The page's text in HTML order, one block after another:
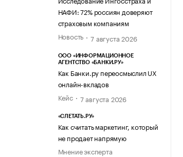
НАФИ: 72% россиян доверяют
страховым компаниям
Новость
7 августа 2026
ООО «ИНФОРМАЦИОННОЕ
АГЕНТСТВО «БАНКИ.РУ»
Как Банки.ру переосмыслил UX
онлайн-вкладов
Кейс
7 августа 2026
«СЛЕТАТЬ.РУ»
Как считать маркетинг, который
не продает напрямую
Мнение эксперта